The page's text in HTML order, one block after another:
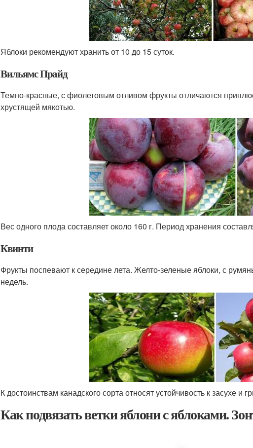
Яблоки рекомендуют хранить от 10 до 15 суток.
Вильямс Прайд
Темно-красные, с фиолетовым отливом фрукты отличаются
хрустящей мякотью.
Вес одного плода составляет около 160 г. Период хранения
Квинти
Фрукты поспевают к середине лета. Желто-зеленые яблоки, с
недель.
К достоинствам канадского сорта относят устойчивость к засухе и
Как подвязать ветки яблони с яблоками.